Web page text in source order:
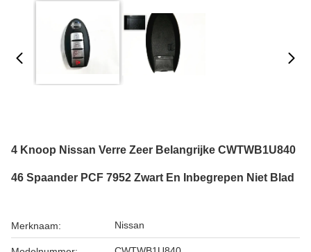
4 Knoop Nissan Verre Zeer Belangrijke CWTWB1U840
46 Spaander PCF 7952 Zwart En Inbegrepen Niet Blad
Merknaam: Nissan